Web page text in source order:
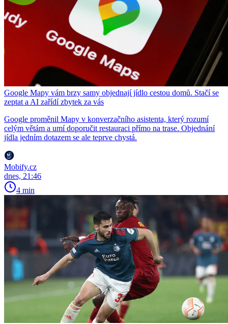
Google Mapy vám brzy samy objednají jídlo cestou domů. Stačí se
zeptat a AI zařídí zbytek za vás
Google proměnil Mapy v konverzačního asistenta, který rozumí
celým větám a umí doporučit restauraci přímo na trase. Objednání
jídla jedním dotazem se ale teprve chystá.
Mobify.cz
dnes, 21:46
4 min